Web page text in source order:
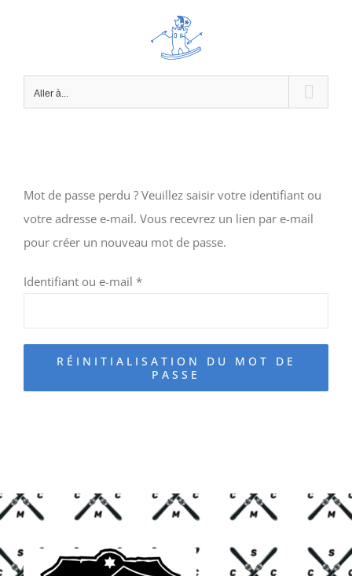
Aller à...
Mot de passe perdu ? Veuillez saisir votre identifiant ou
votre adresse e-mail. Vous recevrez un lien par e-mail
pour créer un nouveau mot de passe.
Identifiant ou e-mail *Obligatoire
RÉINITIALISATION DU MOT DE
PASSE